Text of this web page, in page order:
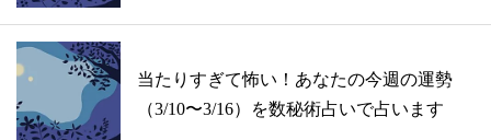
当たりすぎて怖い！あなたの今週の運勢
（3/10〜3/16）を数秘術占いで占います